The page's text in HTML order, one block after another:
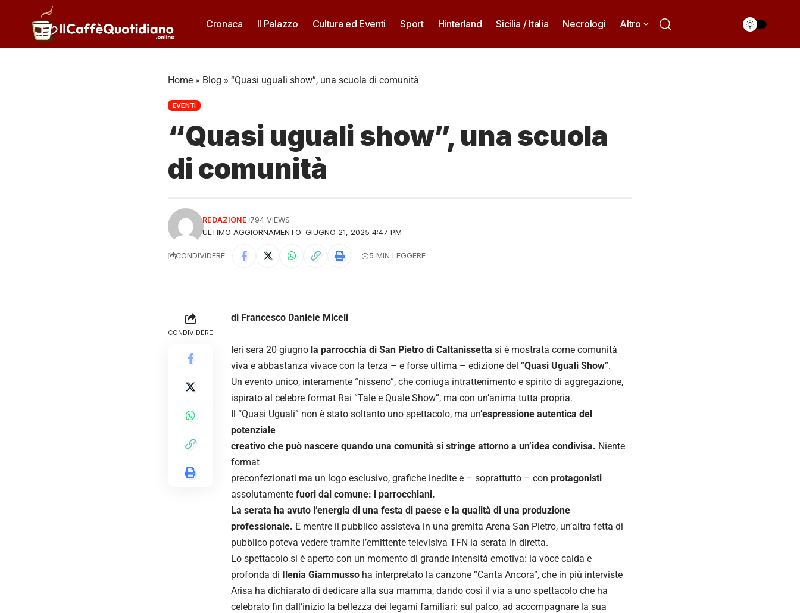
Cronaca Il Palazzo Cultura ed Eventi Sport Hinterland Sicilia / Italia Necrologi Altro
Home » Blog » “Quasi uguali show”, una scuola di comunità
EVENTI
“Quasi uguali show”, una scuola
di comunità
ULTIMO AGGIORNAMENTO: GIUGNO 21, 2025 4:47 PM
REDAZIONE 794 VIEWS
CONDIVIDERE 5 MIN LEGGERE
CONDIVIDERE
di Francesco Daniele Miceli
Ieri sera 20 giugno la parrocchia di San Pietro di Caltanissetta si è mostrata come comunità
viva e abbastanza vivace con la terza – e forse ultima – edizione del “Quasi Uguali Show”.
Un evento unico, interamente “nisseno”, che coniuga intrattenimento e spirito di aggregazione,
ispirato al celebre format Rai “Tale e Quale Show”, ma con un’anima tutta propria.
Il “Quasi Uguali” non è stato soltanto uno spettacolo, ma un’espressione autentica del
potenziale
creativo che può nascere quando una comunità si stringe attorno a un’idea condivisa. Niente
format
preconfezionati ma un logo esclusivo, grafiche inedite e – soprattutto – con protagonisti
assolutamente fuori dal comune: i parrocchiani.
La serata ha avuto l’energia di una festa di paese e la qualità di una produzione
professionale. E mentre il pubblico assisteva in una gremita Arena San Pietro, un’altra fetta di
pubblico poteva vedere tramite l’emittente televisiva TFN la serata in diretta.
Lo spettacolo si è aperto con un momento di grande intensità emotiva: la voce calda e
profonda di Ilenia Giammusso ha interpretato la canzone “Canta Ancora”, che in più interviste
Arisa ha dichiarato di dedicare alla sua mamma, dando così il via a uno spettacolo che ha
celebrato fin dall’inizio la bellezza dei legami familiari: sul palco, ad accompagnare la sua